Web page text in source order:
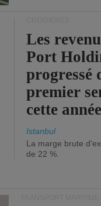
Les
Port
progressé
premier
cette
Istanbul
La marge brute
de 22 %.